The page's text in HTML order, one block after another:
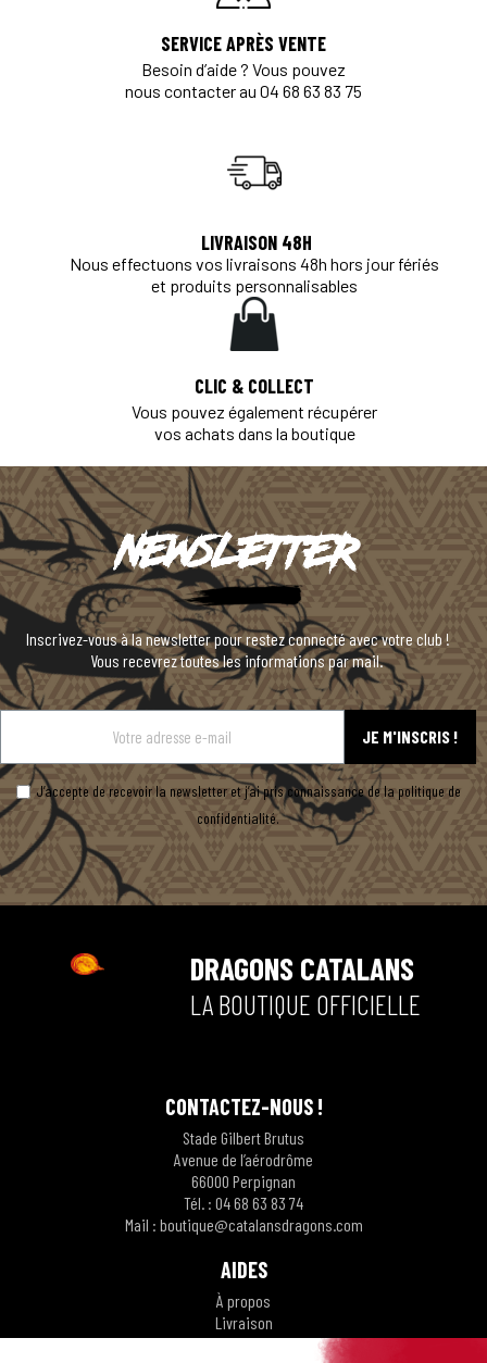
SERVICE APRÈS VENTE
Besoin d’aide ? Vous pouvez
nous contacter au 04 68 63 83 75
LIVRAISON 48H
Nous effectuons vos livraisons 48h hors jour fériés
et produits personnalisables
CLIC & COLLECT
Vous pouvez également récupérer
vos achats dans la boutique
Newsletter
Inscrivez-vous à la newsletter pour restez connecté avec votre club !
Vous recevrez toutes les informations par mail.
JE M'INSCRIS !
J’accepte de recevoir la newsletter et j’ai pris connaissance de la politique de
confidentialité.
DRAGONS CATALANS
LA BOUTIQUE OFFICIELLE
CONTACTEZ-NOUS !
Stade Gilbert Brutus
Avenue de l’aérodrôme
66000 Perpignan
Tél. : 04 68 63 83 74
Mail : boutique@catalansdragons.com
AIDES
À propos
Livraison
Modalités de paiement